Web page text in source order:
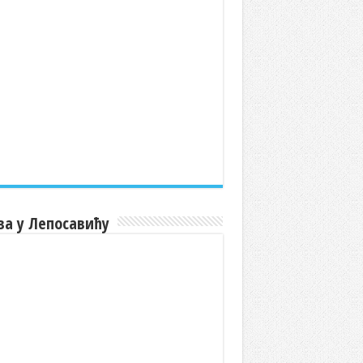
у Лепосавићу